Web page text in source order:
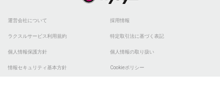
運営会社について 採用情報
ラクスルサービス利用規約 特定取引法に基づく表記
個人情報保護方針 個人情報の取り扱い
情報セキュリティ基本方針 Cookieポリシー